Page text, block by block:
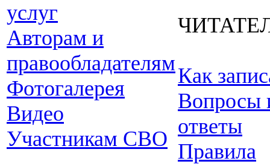
услуг
Авторам и
правообладателям
Фотогалерея
Видео
Участникам СВО
Как
Вопросы
ответы
Правила